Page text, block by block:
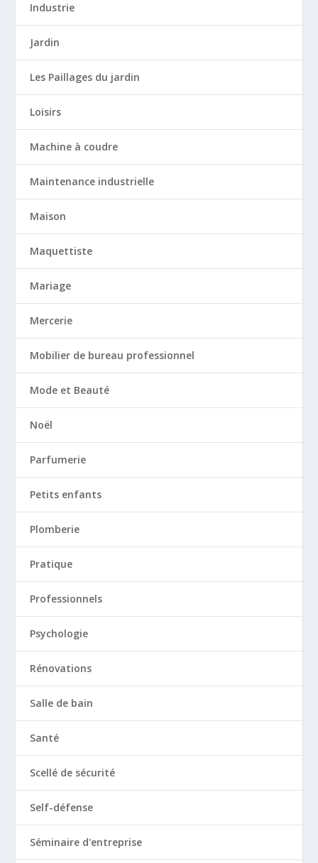
Industrie
Jardin
Les Paillages du jardin
Loisirs
Machine à coudre
Maintenance industrielle
Maison
Maquettiste
Mariage
Mercerie
Mobilier de bureau professionnel
Mode et Beauté
Noël
Parfumerie
Petits enfants
Plomberie
Pratique
Professionnels
Psychologie
Rénovations
Salle de bain
Santé
Scellé de sécurité
Self-défense
Séminaire d'entreprise